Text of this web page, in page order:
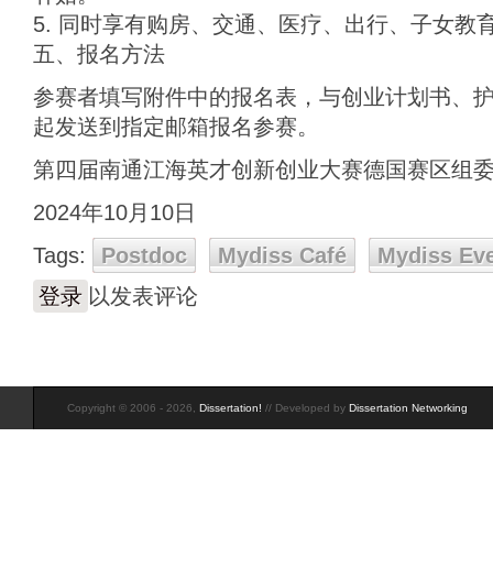
5. 同时享有购房、交通、医疗、出行、子女教
五、报名方法
参赛者填写附件中的报名表，与创业计划书、
起发送到指定邮箱报名参赛。
第四届南通江海英才创新创业大赛德国赛区组
2024年10月10日
Tags:
Postdoc Mydiss Café
Mydiss
登录 以发表评论
Copyright © 2006 - 2026, Dissertation! // Developed by Dissertation Networking